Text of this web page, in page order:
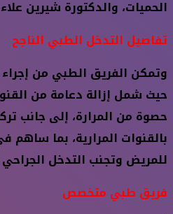
الحميات، والدكتورة شيرين
تفاصيل التدخل الطبي الناجح
وتمكن الفريق الطبي من إجراء
حيث شمل إزالة دعامة من
حصوة من المرارة، إلى جانب
بالقنوات المرارية، بما ساهم
للمريض وتجنب التدخل الجراحي
فريق طبي متخصص